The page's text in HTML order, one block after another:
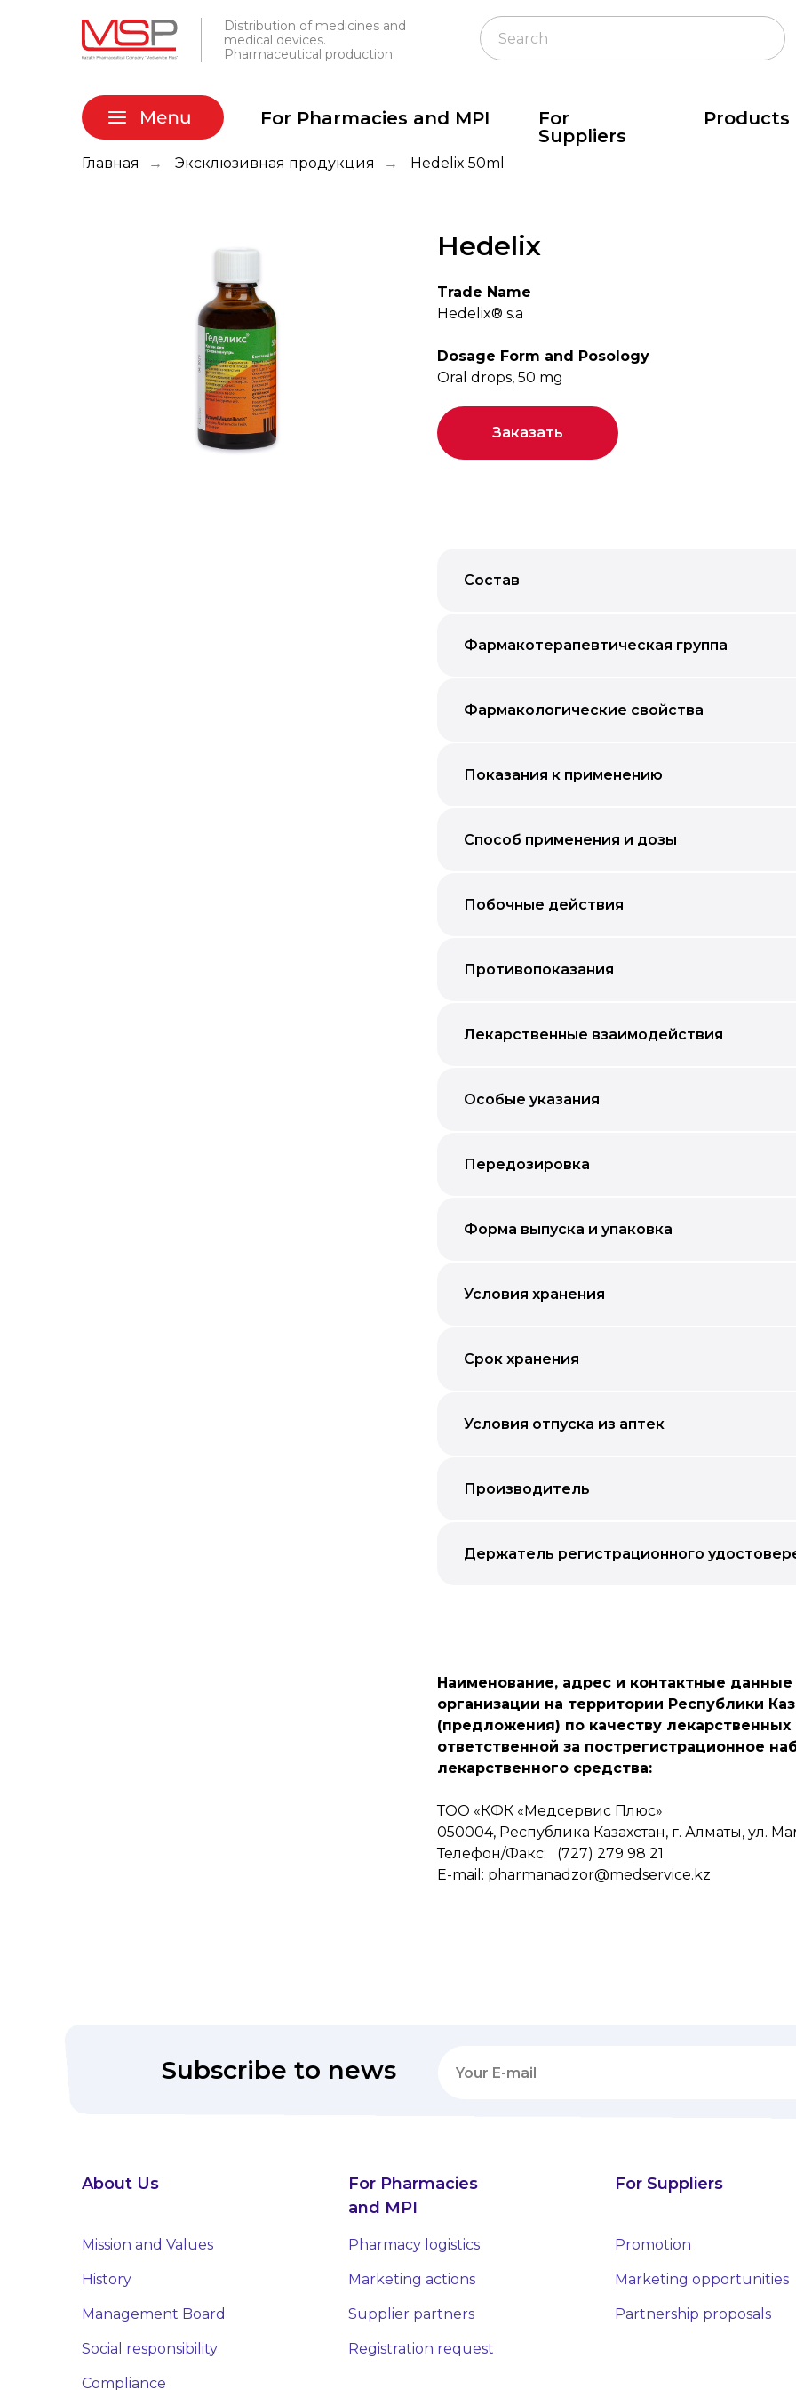
Distribution of medicines and
medical devices.
Pharmaceutical production
Аптекам и ЛПУ Поставщикам
For Pharmacies and MPI
For
Suppliers
Products
Главная → Эксклюзивная продукция → Hedelix 50ml
Hedelix
Trade Name
Hedelix® s.a
Dosage Form and Posology
Oral drops, 50 mg
Заказать
Состав
Фармакотерапевтическая группа
Фармакологические свойства
Показания к применению
Способ применения и дозы
Побочные действия
Противопоказания
Лекарственные взаимодействия
Особые указания
Передозировка
Форма выпуска и упаковка
Условия хранения
Срок хранения
Условия отпуска из аптек
Производитель
Держатель регистрационного
Наименование, адрес и контактные
организации на территории Республики
(предложения) по качеству
ответственной за пострегистрационное
лекарственного средства:
ТОО «КФК «Медсервис Плюс»
050004, Республика Казахстан, г. Алматы, ул.
Телефон/Факс: (727) 279 98 21
E-mail: pharmanadzor@medservice.kz
Subscribe to news
About Us
For Pharmacies
and MPI
For Suppliers
Pharmacy logistics
Marketing actions
Supplier partners
Registration request
Promotion
Marketing opportunities
Partnership proposals
Mission and Values
History
Management Board
Social responsibility
Compliance